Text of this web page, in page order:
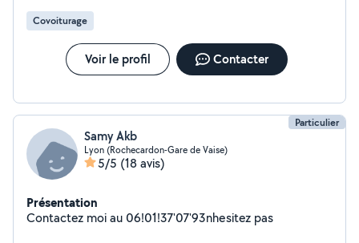
Covoiturage
Voir le profil Contacter
Particulier
Samy Akb
Lyon (Rochecardon-Gare de Vaise)
5/5 (18 avis)
Présentation
Contactez moi au 06!01!37'07'93nhesitez pas